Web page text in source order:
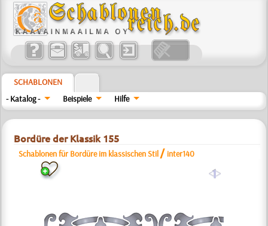
SCHABLONEN
- Katalog -
Beispiele Hilfe
Bordüre der Klassik 155
Schablonen für Bordüre im klassischen Stil / inter140
a